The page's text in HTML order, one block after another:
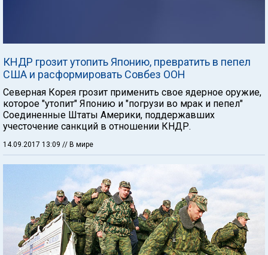
КНДР грозит утопить Японию, превратить в пепел
США и расформировать Совбез ООН
Северная Корея грозит применить свое ядерное оружие,
которое "утопит" Японию и "погрузи во мрак и пепел"
Соединенные Штаты Америки, поддержавших
учесточение санкций в отношении КНДР.
14.09.2017 13:09 // В мире